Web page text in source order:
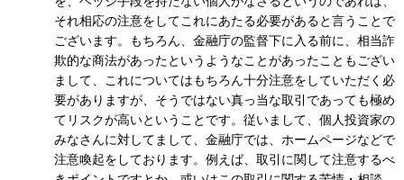
それ相応の注意をしてこれにあたる必要があると言うことで
ございます。もちろん、金融庁の監督下に入る前に、相当詐
欺的な商法があったというようなことがあったこともござい
まして、これについてはもちろん十分注意をしていただく必
要がありますが、そうではない真っ当な取引であっても極め
てリスクが高いということです。従いまして、個人投資家の
みなさんに対してまして、金融庁では、ホームページなどで
注意喚起をしております。例えば、取引に関して注意するべ